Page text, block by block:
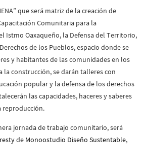
que será matriz de la creación de
Comunitaria para la
Istmo Oaxaqueño, la Defensa del Territorio,
de los Pueblos, espacio donde se
y habitantes de las comunidades en los
la construcción, se darán talleres con
popular y la defensa de los derechos
las capacidades, haceres y saberes
reproducción.
jornada de trabajo comunitario, será
de Monoostudio Diseño Sustentable,